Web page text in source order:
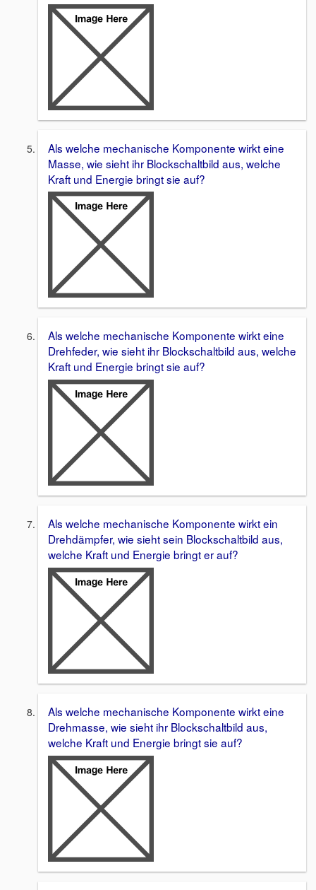
Als welche mechanische Komponente wirkt eine
Masse, wie sieht ihr Blockschaltbild aus, welche
Kraft und Energie bringt sie auf?
Als welche mechanische Komponente wirkt eine
Drehfeder, wie sieht ihr Blockschaltbild aus, welche
Kraft und Energie bringt sie auf?
Als welche mechanische Komponente wirkt ein
Drehdämpfer, wie sieht sein Blockschaltbild aus,
welche Kraft und Energie bringt er auf?
Als welche mechanische Komponente wirkt eine
Drehmasse, wie sieht ihr Blockschaltbild aus,
welche Kraft und Energie bringt sie auf?